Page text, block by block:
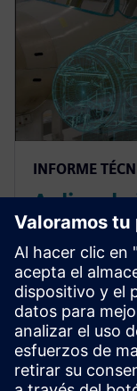
INFORME
Aplicar
ECAD/
riesgo
Compruebe
una mayor
sólido y una